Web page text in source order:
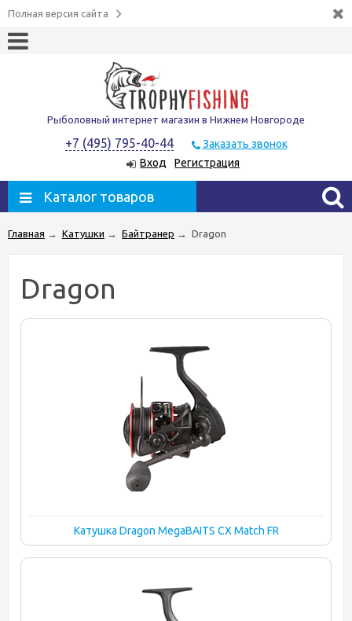
Полная версия сайта
Рыболовный интернет магазин в Нижнем Новгороде
+7 (495) 795-40-44
Заказать звонок
Вход
Регистрация
Каталог товаров
Главная → Катушки → Байтранер → Dragon
Dragon
Катушка Dragon MegaBAITS CX Match FR